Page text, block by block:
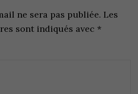
ne sera pas publiée. Les
sont indiqués avec *